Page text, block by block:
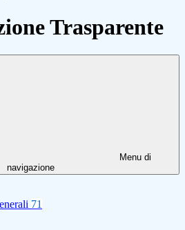
Trasparente
Menu di
navigazione
71